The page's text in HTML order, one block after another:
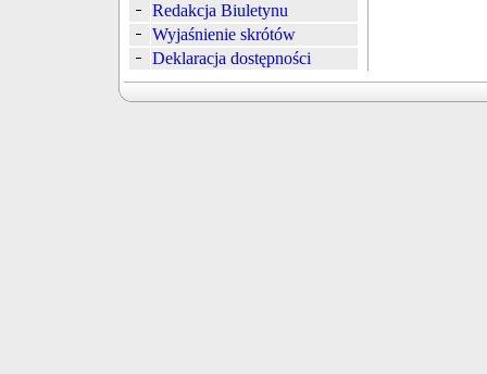
Redakcja Biuletynu
Wyjaśnienie skrótów
Deklaracja dostępności